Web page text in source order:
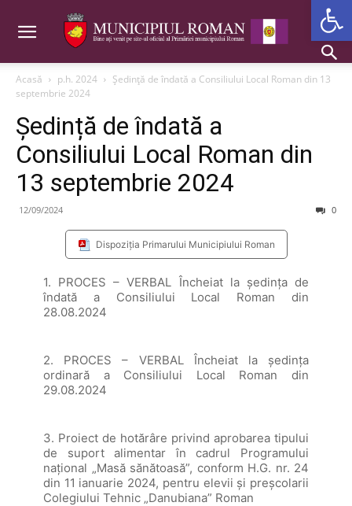
Acasă p.h. 2024
Ședință de îndată a Consiliului Local Roman din 13
septembrie 2024
Ședință de îndată a
Consiliului Local Roman din
13 septembrie 2024
12/09/2024 0
Dispoziția Primarului Municipiului Roman
1. PROCES – VERBAL Încheiat la şedinţa de
îndată a Consiliului Local Roman din
28.08.2024
2. PROCES – VERBAL Încheiat la şedinţa
ordinară a Consiliului Local Roman din
29.08.2024
3. Proiect de hotărâre privind aprobarea tipului
de suport alimentar în cadrul Programului
naţional „Masă sănătoasă”, conform H.G. nr. 24
din 11 ianuarie 2024, pentru elevii și preșcolarii
Colegiului Tehnic „Danubiana” Roman